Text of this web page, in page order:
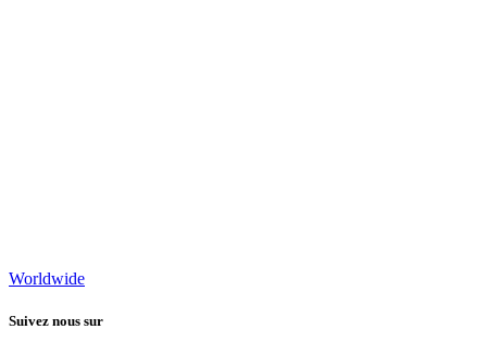
Worldwide
Suivez nous sur